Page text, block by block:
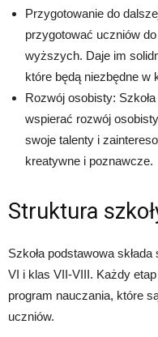
Przygotowanie do
przygotować uczniów
wyższych. Daje im
które będą niezbędne w
Rozwój osobisty:
wspierać rozwój
swoje talenty i
kreatywne i poznawcze.
Struktura
Szkoła podstawowa
VI i klas VII-VIII. Każdy
program nauczania, które
uczniów.